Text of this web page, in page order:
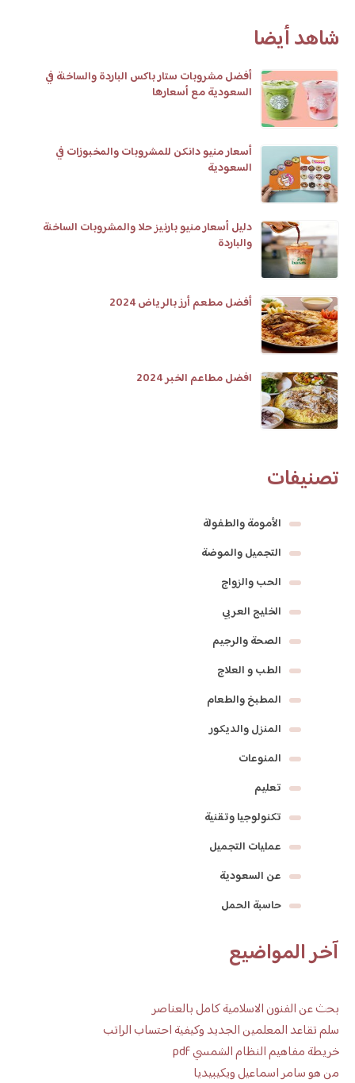
شاهد أيضا
أفضل مشروبات ستار باکس الباردة والساخنة في
السعودية مع أسعارها
أسعار منيو دانكن للمشروبات والمخبوزات في
السعودية
دليل أسعار منيو بارنيز حلا والمشروبات الساخنة
والباردة
أفضل مطعم أرز بالرياض 2024
افضل مطاعم الخبر 2024
تصنيفات
الأمومة والطفولة
التجميل والموضة
الحب والزواج
الخليج العربي
الصحة والرجيم
الطب و العلاج
المطبخ والطعام
المنزل والديكور
المنوعات
تعليم
تكنولوجيا وتقنية
عمليات التجميل
عن السعودية
حاسبة الحمل
آخر المواضيع
بحث عن الفنون الاسلامية كامل بالعناصر
سلم تقاعد المعلمين الجديد وكيفية احتساب الراتب
خريطة مفاهيم النظام الشمسي pdf
من هو سامر اسماعيل ويكيبيديا